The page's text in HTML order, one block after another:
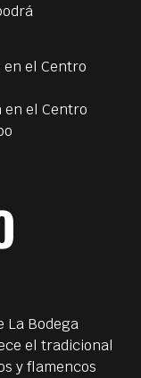
en el Centro
en el Centro
La Bodega
el tradicional
y flamencos